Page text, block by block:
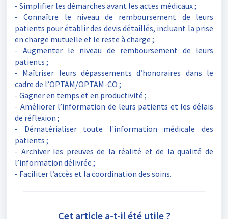
- Simplifier les démarches avant les actes médicaux ;
-
Connaître le niveau de remboursement de leurs
patients pour établir des devis détaillés, incluant la prise
en charge mutuelle et le reste à charge ;
- Augmenter le niveau de remboursement de leurs
patients ;
- Maîtriser leurs dépassements d’honoraires dans le
cadre de l’OPTAM/OPTAM-CO ;
- Gagner en temps et en productivité ;
- Améliorer l’information de leurs patients et les délais
de réflexion ;
- Dématérialiser toute l'information médicale des
patients ;
- Archiver les preuves de la réalité et de la qualité de
l’information délivrée ;
- Faciliter l’accès et la coordination des soins.
Cet article a-t-il été utile ?